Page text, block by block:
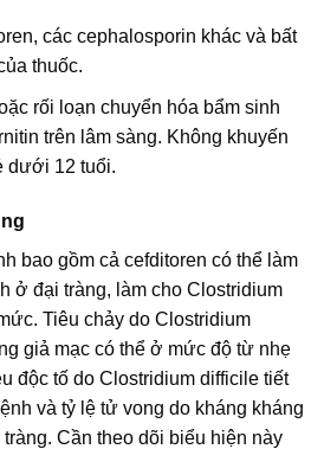
các cephalosporin khác và bất
thuốc.
rối loạn chuyển hóa bẩm sinh
trên lâm sàng. Không khuyến
dưới 12 tuổi.
bao gồm cả cefditoren có thể làm
ở đại tràng, làm cho Clostridium
Tiêu chảy do Clostridium
giả mạc có thể ở mức độ từ nhẹ
độc tố do Clostridium difficile tiết
và tỷ lệ tử vong do kháng kháng
Cần theo dõi biểu hiện này